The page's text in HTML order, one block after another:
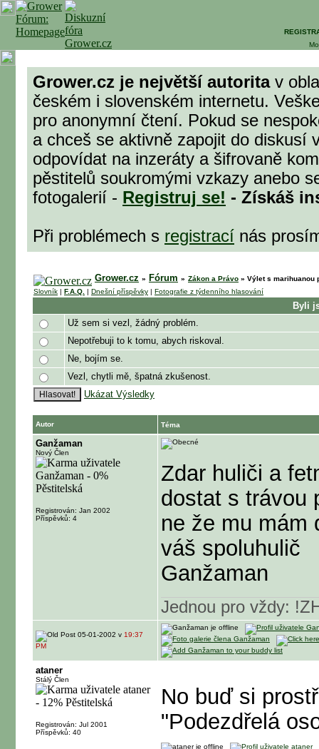
Grower.cz je největší autoritav
českém i slovenském internetu.
pro anonymní čtení. Pokud se
a chceš se aktivně zapojit do diskusí
odpovídat na inzeráty a šifrovaně
pěstitelů soukromými vzkazy anebo
fotogalerií - Registruj se! - Získáš
Při problémech s registrací nás
Grower.cz » Fórum » Zákon a Právo » Výlet s marihuanou
Slovník | F.A.Q. | Dnešní příspěvky | Fotografie z týdenního hlasování
Byli
Už sem si vezl, žádný problém.
Nepotřebuji to k tomu, abych riskoval.
Ne, bojím se.
Vezl, chytli mě, špatná zkušenost.
Ukázat Výsledky
Autor Téma
Ganžaman
Nový Člen
Registrován: Jan 2002
Příspěvků: 4
Zdar huliči a
dostat s trávou
ne že mu mám
váš spoluhulič
Ganžaman
Jednou pro vždy:
05-01-2002 v 19:37
PM
ataner
Stálý Člen
Registrován: Jul 2001
Příspěvků: 40
No buď si
"Podezdřelá